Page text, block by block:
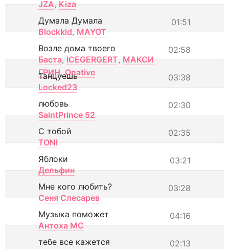
JZA, Kiza
01:51
Думала Думала
Blockkid, MAYOT
02:58
Возле дома твоего
Баста, ICEGERGERT, МАКСИ
ГРИН, Onative 03:38
Танцуешь
Locked23
02:30
любовь
SaintPrince 52
02:35
С тобой
TONI
03:21
Яблоки
Дельфин
03:28
Мне кого любить?
Сеня Слесарев
04:16
Музыка поможет
Антоха МС
02:13
тебе все кажется